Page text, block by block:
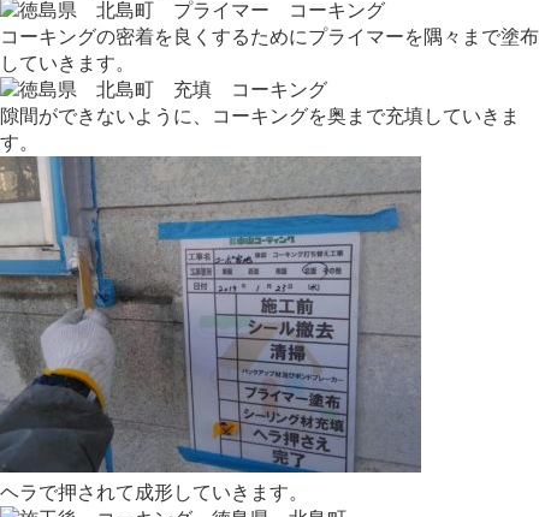
コーキングの密着を良くするためにプライマーを隅々まで塗布
していきます。
隙間ができないように、コーキングを奥まで充填していきま
す。
ヘラで押されて成形していきます。